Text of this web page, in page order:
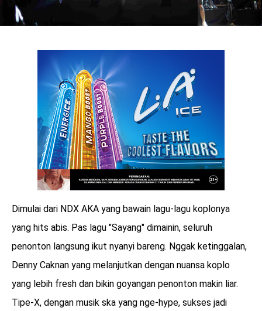
Dimulai dari NDX AKA yang bawain lagu-lagu koplonya
yang hits abis. Pas lagu "Sayang" dimainin, seluruh
penonton langsung ikut nyanyi bareng. Nggak ketinggalan,
Denny Caknan yang melanjutkan dengan nuansa koplo
yang lebih fresh dan bikin goyangan penonton makin liar.
Tipe-X, dengan musik ska yang nge-hype, sukses jadi